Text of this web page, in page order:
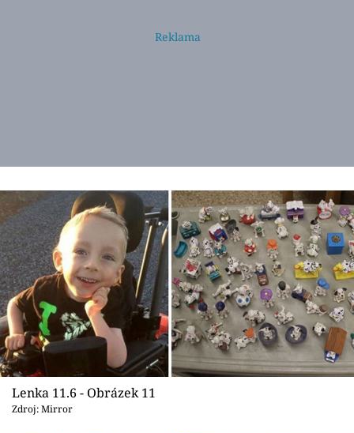
Lenka 11.6 - Obrázek 11
Zdroj: Mirror